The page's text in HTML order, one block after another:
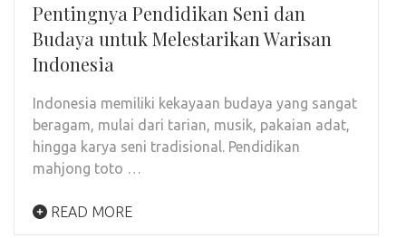
Pentingnya Pendidikan Seni dan
Budaya untuk Melestarikan Warisan
Indonesia
Indonesia memiliki kekayaan budaya yang sangat
beragam, mulai dari tarian, musik, pakaian adat,
hingga karya seni tradisional. Pendidikan
mahjong toto …
READ MORE